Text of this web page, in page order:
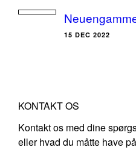
15 DEC 2022
KONTAKT OS
Kontakt os med dine
eller hvad du måtte have